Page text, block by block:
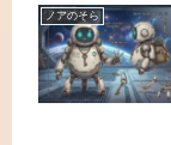
ノアのそら